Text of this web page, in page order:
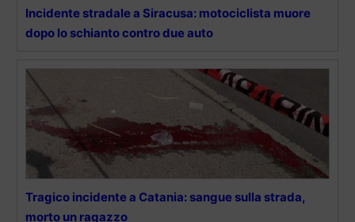
Incidente stradale a Siracusa: motociclista muore
dopo lo schianto contro due auto
Tragico incidente a Catania: sangue sulla strada,
morto un ragazzo